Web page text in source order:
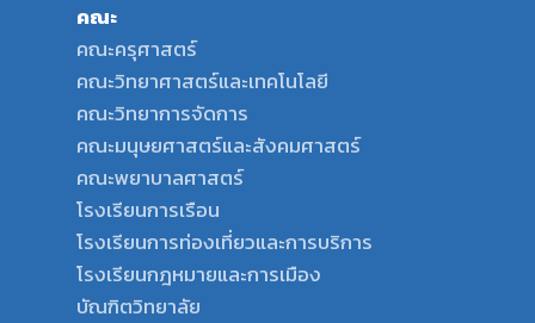
คณะ
คณะครุศาสตร์
คณะวิทยาศาสตร์และเทคโนโลยี
คณะวิทยาการจัดการ
คณะมนุษยศาสตร์และสังคมศาสตร์
คณะพยาบาลศาสตร์
โรงเรียนการเรือน
โรงเรียนการท่องเที่ยวและการบริการ
โรงเรียนกฎหมายและการเมือง
บัณฑิตวิทยาลัย